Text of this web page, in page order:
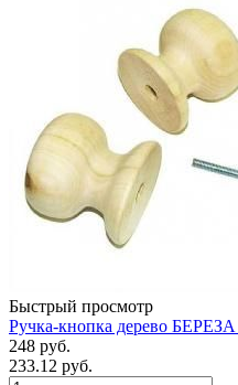
Быстрый просмотр
Ручка-кнопка дерево
248 руб.
233.12 руб.